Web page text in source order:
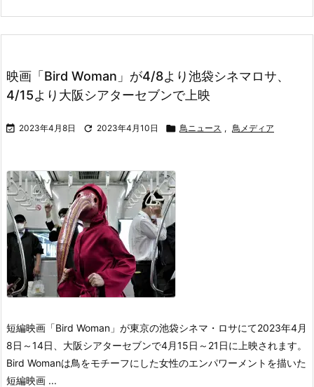
映画「Bird Woman」が4/8より池袋シネマロサ、
4/15より大阪シアターセブンで上映
 2023年4月8日  2023年4月10日  鳥ニュース , 鳥メディア
短編映画「Bird Woman」が東京の池袋シネマ・ロサにて2023年4月
8日～14日、大阪シアターセブンで4月15日～21日に上映されます。
Bird Womanは鳥をモチーフにした女性のエンパワーメントを描いた
短編映画 ...